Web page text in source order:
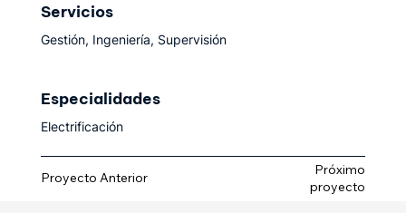
Servicios
Gestión, Ingeniería, Supervisión
Especialidades
Electrificación
Próximo
proyecto
Proyecto Anterior